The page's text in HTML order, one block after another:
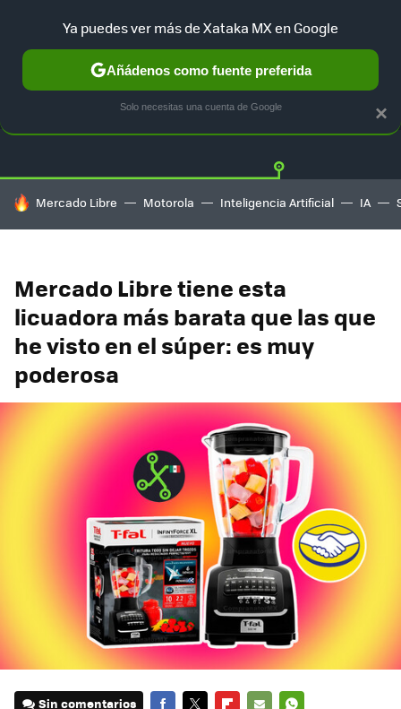
GUÍA DE COMPRAS MERCADO LIBRE
HOY SE HABLA DE
Mercado Libre Motorola Inteligencia Artificial IA
Mercado Libre tiene esta
licuadora más barata que las que
he visto en el súper: es muy
poderosa
Sin comentarios
×
Ya puedes ver más de Xataka MX en Google
Añádenos como fuente preferida
Solo necesitas una cuenta de Google